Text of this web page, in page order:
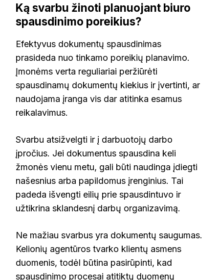
Ką svarbu žinoti planuojant biuro
spausdinimo poreikius?
Efektyvus dokumentų spausdinimas
prasideda nuo tinkamo poreikių planavimo.
Įmonėms verta reguliariai peržiūrėti
spausdinamų dokumentų kiekius ir įvertinti, ar
naudojama įranga vis dar atitinka esamus
reikalavimus.
Svarbu atsižvelgti ir į darbuotojų darbo
įpročius. Jei dokumentus spausdina keli
žmonės vienu metu, gali būti naudinga įdiegti
našesnius arba papildomus įrenginius. Tai
padeda išvengti eilių prie spausdintuvo ir
užtikrina sklandesnį darbų organizavimą.
Ne mažiau svarbus yra dokumentų saugumas.
Kelionių agentūros tvarko klientų asmens
duomenis, todėl būtina pasirūpinti, kad
spausdinimo procesai atitiktų duomenų